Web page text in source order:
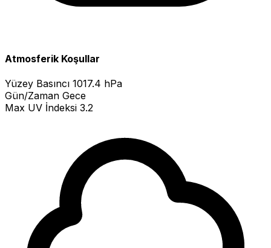
Atmosferik Koşullar
Yüzey Basıncı 1017.4 hPa
Gün/Zaman Gece
Max UV İndeksi 3.2